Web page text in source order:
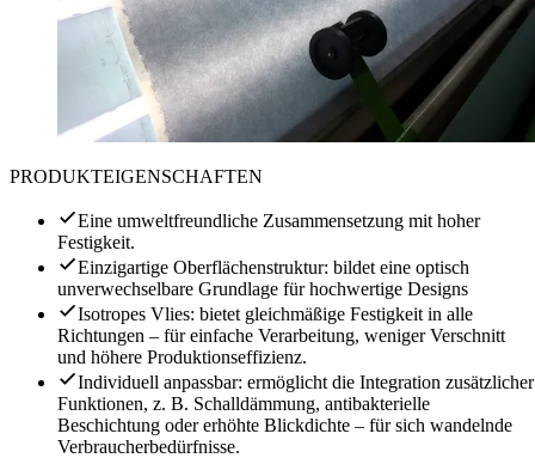
PRODUKTEIGENSCHAFTEN
Eine umweltfreundliche Zusammensetzung mit hoher
Festigkeit.
Einzigartige Oberflächenstruktur: bildet eine optisch
unverwechselbare Grundlage für hochwertige Designs
Isotropes Vlies: bietet gleichmäßige Festigkeit in alle
Richtungen – für einfache Verarbeitung, weniger Verschnitt
und höhere Produktionseffizienz.
Individuell anpassbar: ermöglicht die Integration zusätzlicher
Funktionen, z. B. Schalldämmung, antibakterielle
Beschichtung oder erhöhte Blickdichte – für sich wandelnde
Verbraucherbedürfnisse.